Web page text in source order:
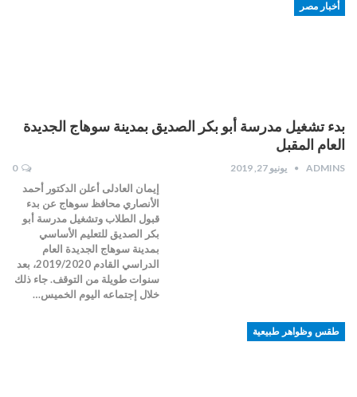
أخبار مصر
بدء تشغيل مدرسة أبو بكر الصديق بمدينة سوهاج الجديدة
العام المقبل
ADMINS يونيو 27, 2019 0
إيمان العادلى أعلن الدكتور أحمد
الأنصاري محافظ سوهاج عن بدء
قبول الطلاب وتشغيل مدرسة أبو
بكر الصديق للتعليم الأساسي
بمدينة سوهاج الجديدة العام
الدراسي القادم 2019/2020، بعد
سنوات طويلة من التوقف. جاء ذلك
خلال إجتماعه اليوم الخميس…
طقس وظواهر طبيعية